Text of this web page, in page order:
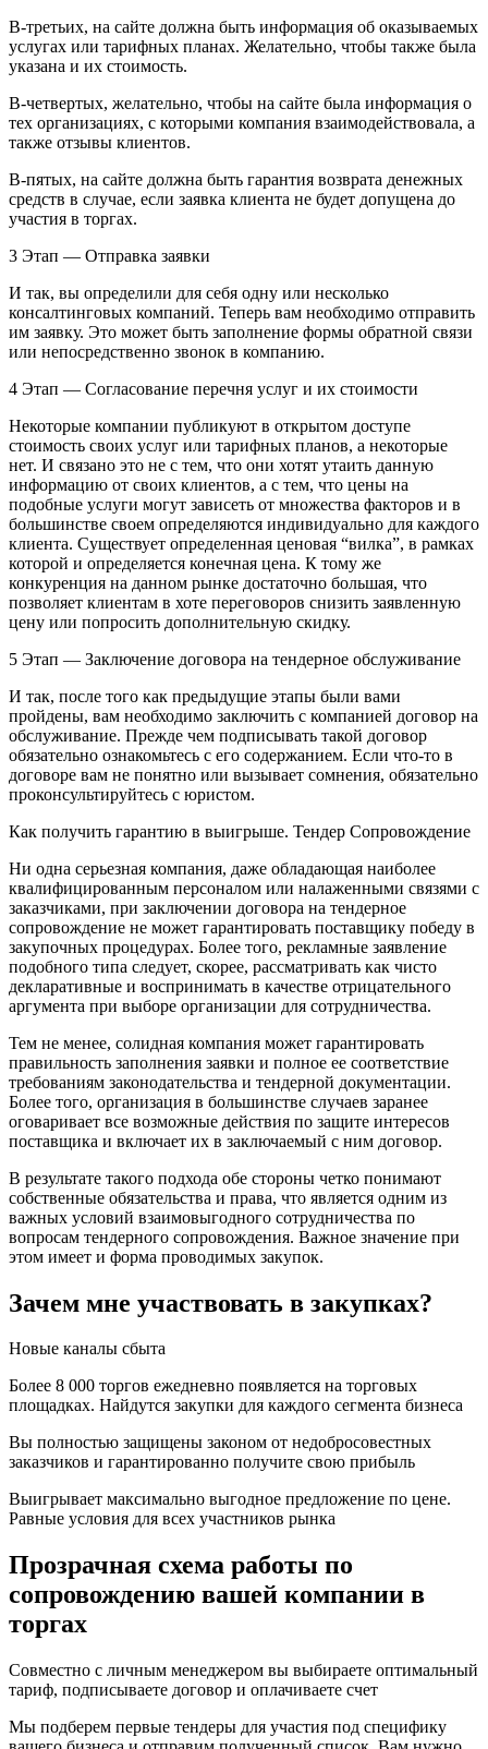
В-третьих, на сайте должна быть информация об оказываемых
услугах или тарифных планах. Желательно, чтобы также была
указана и их стоимость.
В-четвертых, желательно, чтобы на сайте была информация о
тех организациях, с которыми компания взаимодействовала, а
также отзывы клиентов.
В-пятых, на сайте должна быть гарантия возврата денежных
средств в случае, если заявка клиента не будет допущена до
участия в торгах.
3 Этап — Отправка заявки
И так, вы определили для себя одну или несколько
консалтинговых компаний. Теперь вам необходимо отправить
им заявку. Это может быть заполнение формы обратной связи
или непосредственно звонок в компанию.
4 Этап — Согласование перечня услуг и их стоимости
Некоторые компании публикуют в открытом доступе
стоимость своих услуг или тарифных планов, а некоторые
нет. И связано это не с тем, что они хотят утаить данную
информацию от своих клиентов, а с тем, что цены на
подобные услуги могут зависеть от множества факторов и в
большинстве своем определяются индивидуально для каждого
клиента. Существует определенная ценовая “вилка”, в рамках
которой и определяется конечная цена. К тому же
конкуренция на данном рынке достаточно большая, что
позволяет клиентам в хоте переговоров снизить заявленную
цену или попросить дополнительную скидку.
5 Этап — Заключение договора на тендерное обслуживание
И так, после того как предыдущие этапы были вами
пройдены, вам необходимо заключить с компанией договор на
обслуживание. Прежде чем подписывать такой договор
обязательно ознакомьтесь с его содержанием. Если что-то в
договоре вам не понятно или вызывает сомнения, обязательно
проконсультируйтесь с юристом.
Как получить гарантию в выигрыше. Тендер Сопровождение
Ни одна серьезная компания, даже обладающая наиболее
квалифицированным персоналом или налаженными связями с
заказчиками, при заключении договора на тендерное
сопровождение не может гарантировать поставщику победу в
закупочных процедурах. Более того, рекламные заявление
подобного типа следует, скорее, рассматривать как чисто
декларативные и воспринимать в качестве отрицательного
аргумента при выборе организации для сотрудничества.
Тем не менее, солидная компания может гарантировать
правильность заполнения заявки и полное ее соответствие
требованиям законодательства и тендерной документации.
Более того, организация в большинстве случаев заранее
оговаривает все возможные действия по защите интересов
поставщика и включает их в заключаемый с ним договор.
В результате такого подхода обе стороны четко понимают
собственные обязательства и права, что является одним из
важных условий взаимовыгодного сотрудничества по
вопросам тендерного сопровождения. Важное значение при
этом имеет и форма проводимых закупок.
Зачем мне участвовать в закупках?
Новые каналы сбыта
Более 8 000 торгов ежедневно появляется на торговых
площадках. Найдутся закупки для каждого сегмента бизнеса
Вы полностью защищены законом от недобросовестных
заказчиков и гарантированно получите свою прибыль
Выигрывает максимально выгодное предложение по цене.
Равные условия для всех участников рынка
Прозрачная схема работы по
сопровождению вашей компании в
торгах
Совместно с личным менеджером вы выбираете оптимальный
тариф, подписываете договор и оплачиваете счет
Мы подберем первые тендеры для участия под специфику